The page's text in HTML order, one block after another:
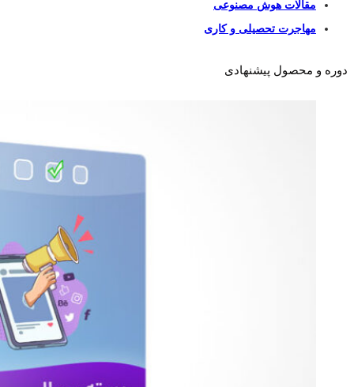
مقالات هوش مصنوعی
مهاجرت تحصیلی و کاری
دوره و محصول پیشنهادی